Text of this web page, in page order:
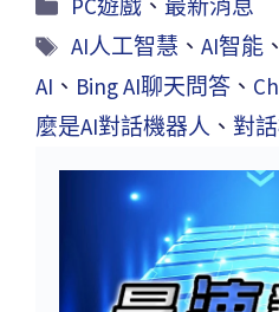
PC遊戲 、最新消息
AI人工智慧 、AI智能
AI 、 Bing AI聊天問答 、
麼是AI對話機器人 、 對